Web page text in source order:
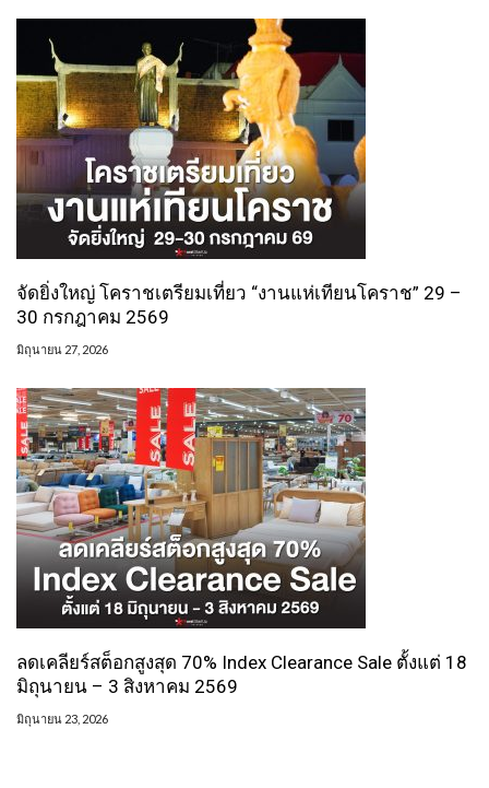
จัดยิ่งใหญ่ โคราชเตรียมเที่ยว “งานแห่เทียนโคราช” 29 –
30 กรกฎาคม 2569
มิถุนายน 27, 2026
ลดเคลียร์สต็อกสูงสุด 70% Index Clearance Sale ตั้งแต่ 18
มิถุนายน – 3 สิงหาคม 2569
มิถุนายน 23, 2026